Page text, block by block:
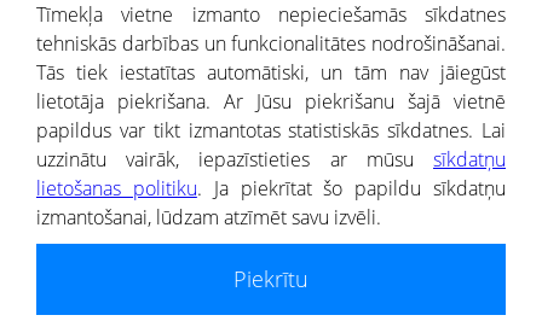
Dzimtas koks
Uzņēmumu atlase
Monitorings
Kredītizziņa par ārvalstu uzņēmumiem
® CREDITREFORM Latvija
SIA
Portāla ietvaros saņemtajai informācijai ir uzziņas raksturs, un tai nav
Tīmekļa vietne izmanto nepieciešamās sīkdatnes
tehniskās darbības un funkcionalitātes nodrošināšanai.
Tās tiek iestatītas automātiski, un tām nav jāiegūst
lietotāja piekrišana. Ar Jūsu piekrišanu šajā vietnē
papildus var tikt izmantotas statistiskās sīkdatnes. Lai
uzzinātu vairāk, iepazīstieties ar mūsu sīkdatņu
lietošanas politiku. Ja piekrītat šo papildu sīkdatņu
izmantošanai, lūdzam atzīmēt savu izvēli.
Piekrītu